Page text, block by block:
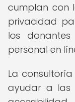
cumplan con
privacidad
los
personal en
La
ayudar a las